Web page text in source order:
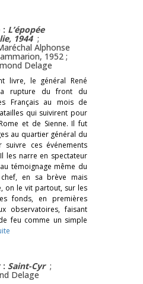
: L’épopée
1944 ;
Alphonse
1952 ;
Delage
livre, le général René
rupture du front du
Français au mois de
qui suivirent pour
et de Sienne. Il fut
au quartier général du
suivre ces événements
les narre en spectateur
témoignage même du
en sa brève mais
on le vit partout, sur les
fonds, en premières
observatoires, faisant
feu comme un simple
: Saint-Cyr ;
Delage